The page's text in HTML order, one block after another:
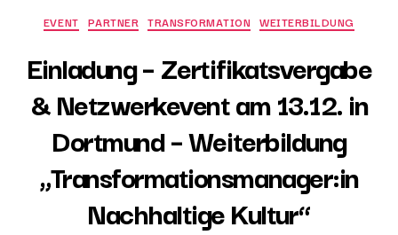
Categories
EVENT PARTNER TRANSFORMATION WEITERBILDUNG
Einladung – Zertifikatsvergabe
& Netzwerkevent am 13.12. in
Dortmund – Weiterbildung
„Transformationsmanager:in
Nachhaltige Kultur“